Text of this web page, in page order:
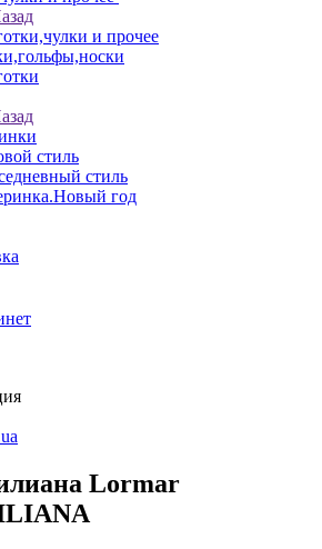
и прочее
стиль
стиль
год
Lormar